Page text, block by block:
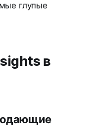
глупые
в